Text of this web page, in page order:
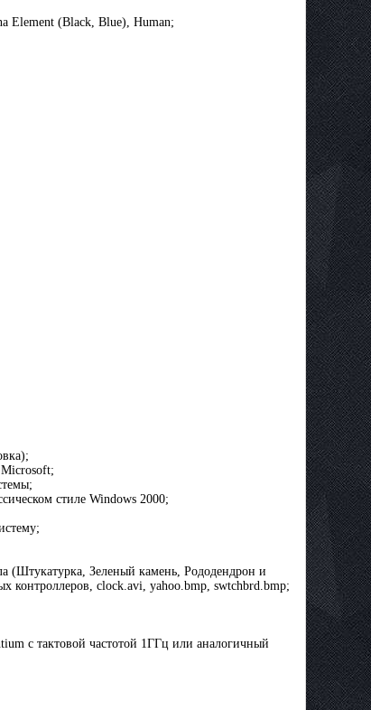
Element (Black, Blue), Human;
стиле Windows 2000;
(Штукатурка, Зеленый камень, Рододендрон и
контроллеров, clock.avi, yahoo.bmp, swtchbrd.bmp;
с тактовой частотой 1ГГц или аналогичный